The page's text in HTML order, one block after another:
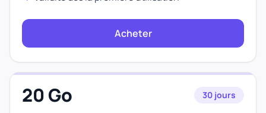
Acheter
20 Go 30 jours